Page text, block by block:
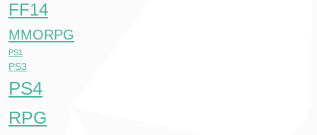
FF14
MMORPG
PS1
PS3
PS4
RPG